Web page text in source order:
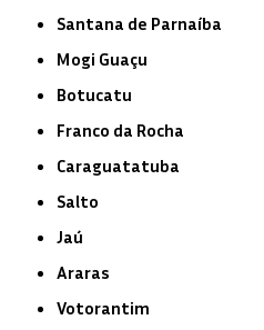
Santana de Parnaíba
Mogi Guaçu
Botucatu
Franco da Rocha
Caraguatatuba
Salto
Jaú
Araras
Votorantim